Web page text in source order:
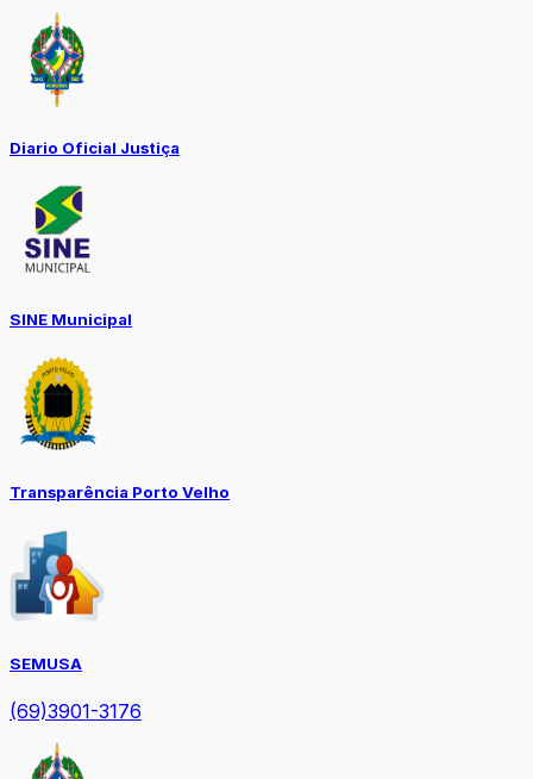
Diario Oficial Justiça
SINE Municipal
Transparência Porto Velho
SEMUSA
(69)3901-3176